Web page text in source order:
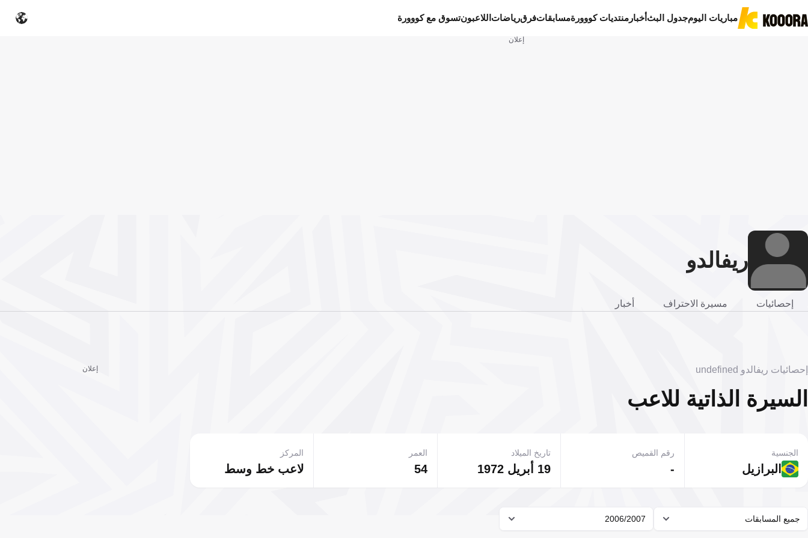
مباريات اليومجدول البثأخبار منتديات كووورةمسابقاتفرقرياضات اللاعبونتسوق مع كووورة
إعلان
ريفالدو
إحصائيات مسيرة الاحتراف أخبار
إحصائيات ريفالدو undefined
السيرة الذاتية للاعب
البرازيل
الجنسية
-
رقم القميص
19 أبريل 1972
تاريخ الميلاد
54
العمر
لاعب خط وسط
المركز
جميع المسابقات 2006/2007
إعلان